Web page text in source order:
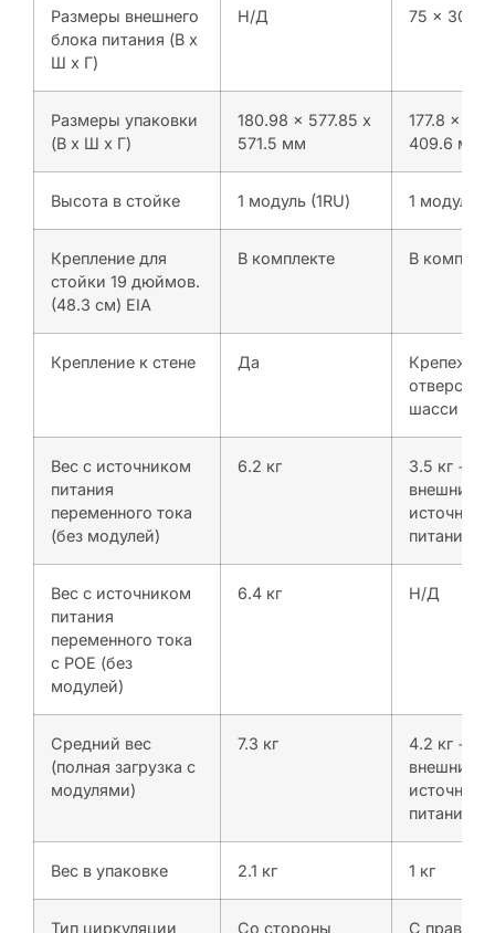
Размеры внешнего
блока питания (В x
Ш x Г)
Н/Д 75 x 30 x
Размеры упаковки
(В x Ш x Г)
180.98 x 577.85 x
571.5 мм
177.8 x
409.6 мм
Высота в стойке 1 модуль (1RU) 1 модуль
Крепление для
стойки 19 дюймов.
(48.3 см) EIA
В комплекте В
Крепление к стене Да
отверстия
шасси
Вес с источником
питания
переменного тока
(без модулей)
6.2 кг
3.5 кг +
внешний
источник
питания
Вес с источником
питания
переменного тока
с POE (без
модулей)
6.4 кг Н/Д
Средний вес
(полная загрузка с
модулями)
7.3 кг
4.2 кг +
внешний
источник
питания
Вес в упаковке 2.1 кг 1 кг
Тип циркуляции Со стороны С правой